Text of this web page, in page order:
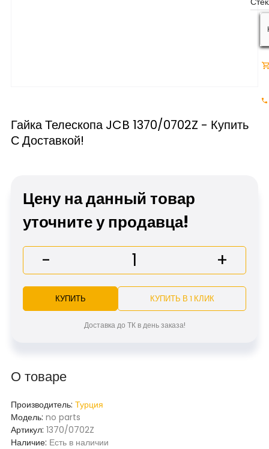
Гайка Телескопа JCB 1370/0702Z - Купить
С Доставкой!
О товаре
Производитель: Турция
Модель: no parts
Артикул: 1370/0702Z
Наличие: Есть в наличии
Цену на данный товар
уточните у продавца!
- +
КУПИТЬ КУПИТЬ В 1 КЛИК
Доставка до ТК в день заказа!